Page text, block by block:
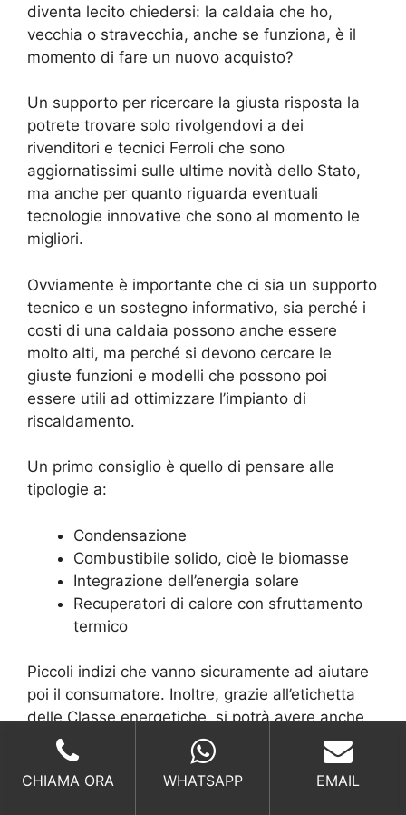
diventa lecito chiedersi: la caldaia che ho,
vecchia o stravecchia, anche se funziona, è il
momento di fare un nuovo acquisto?
Un supporto per ricercare la giusta risposta la
potrete trovare solo rivolgendovi a dei
rivenditori e tecnici Ferroli che sono
aggiornatissimi sulle ultime novità dello Stato,
ma anche per quanto riguarda eventuali
tecnologie innovative che sono al momento le
migliori.
Ovviamente è importante che ci sia un supporto
tecnico e un sostegno informativo, sia perché i
costi di una caldaia possono anche essere
molto alti, ma perché si devono cercare le
giuste funzioni e modelli che possono poi
essere utili ad ottimizzare l’impianto di
riscaldamento.
Un primo consiglio è quello di pensare alle
tipologie a:
Condensazione
Combustibile solido, cioè le biomasse
Integrazione dell’energia solare
Recuperatori di calore con sfruttamento
termico
Piccoli indizi che vanno sicuramente ad aiutare
poi il consumatore. Inoltre, grazie all’etichetta
delle Classe energetiche, si potrà avere anche
una maggiore attenzione per quanto riguarda i
bassi consumi. Infatti è bene sempre scegliere
delle caldaie che sono in classe energetica A,
CHIAMA ORA WHATSAPP EMAIL